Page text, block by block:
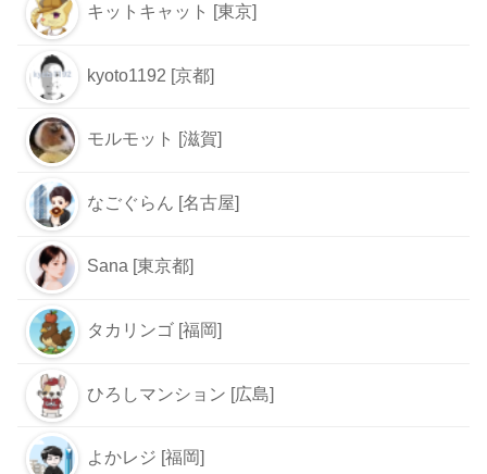
キットキャット [東京]
kyoto1192 [京都]
モルモット [滋賀]
なごぐらん [名古屋]
Sana [東京都]
タカリンゴ [福岡]
ひろしマンション [広島]
よかレジ [福岡]